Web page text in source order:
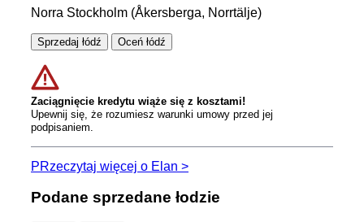
Norra Stockholm (Åkersberga, Norrtälje)
Sprzedaj łódź Oceń łódź
Zaciągnięcie kredytu wiąże się z kosztami!
Upewnij się, że rozumiesz warunki umowy przed jej
podpisaniem.
PRzeczytaj więcej o Elan >
Podane sprzedane łodzie